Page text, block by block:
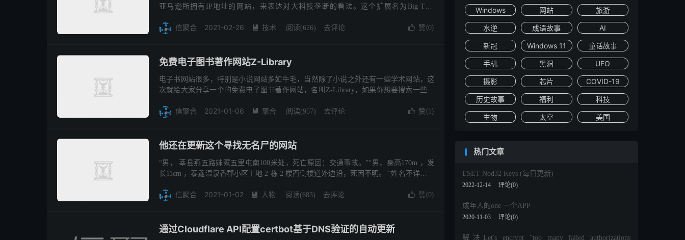
亚马逊所拥有IP地址的网站，来表达对大科技垄断的看法。这个扩展名为Big Tech
 赞(0)
信聚合 2021-02-26  技术 阅读(626) 去评论
免费电子图书著作网站Z-Library
电子书网站很多，特别是小说网站多如牛毛，当然除了小说之外还有一些学术网站，这
次就给大家分享一个的免费电子图书著作网站，名叫Z-Library，如果你想要搜索一些书
 赞( 1)
信聚合 2021-01-06  聚合 阅读(957) 去评论
他还在更新这个寻找无名尸的网站
“男， 莘县燕五路妹冢五里屯南100米处，死亡原因：交通事故。”“男，身高170m ，发
长11cm ，泰鑫温泉香郡小区工地 2 栋 2 楼西侧楼道外边沿，死因不明。 ”姓名不详、死
 赞(0)
信聚合 2021-01-02  人物 阅读(683) 去评论
通过Cloudflare API配置certbot基于DNS验证的自动更新
Windows 网站 旅游
水逆 成语故事 AI
新冠 Windows 11 童话故事
手机 黑洞 UFO
摄影 芯片 COVID-19
历史故事 福利 科技
生物 太空 美国
热门文章
ESET Nod32 Keys (每日更新)
2022-12-14 评论(0)
成年人的one 一个APP
2020-11-03 评论(0)
解决Let's encrypt "too many failed authorizations